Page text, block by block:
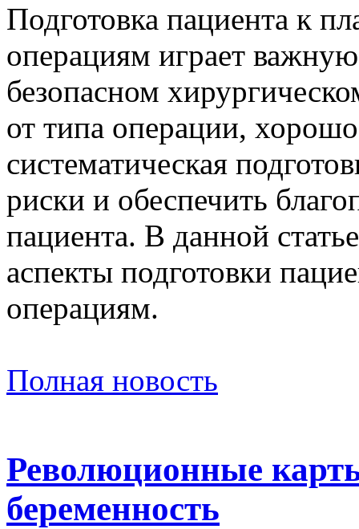
Подготовка пациента к
операциям играет
безопасном
от типа операции,
систематическая
риски и обеспечить
пациента. В данной
аспекты подготовки
операциям.
Полная новость
Революционные
беременность